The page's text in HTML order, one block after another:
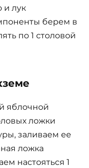
и лук
берем в
по 1 столовой
яблочной
ложки
заливаем ее
ложка
настояться 1